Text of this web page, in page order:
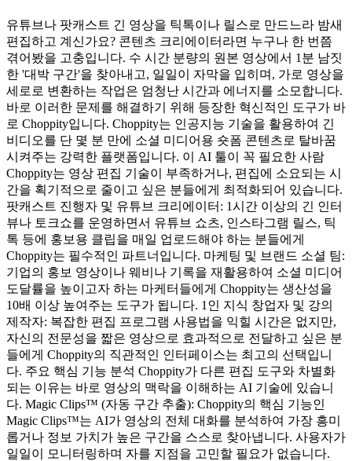
유튜브나 팟캐스트 긴 영상을 틱톡이나 릴스로 만드느라 밤새
편집하고 계신가요? 콘텐츠 크리에이터라면 누구나 한 번쯤
겪어봤을 고충입니다. 수 시간 분량의 원본 영상에서 1분 남짓
한 '대박 구간'을 찾아내고, 일일이 자막을 입히며, 가로 영상을
세로로 변환하는 작업은 엄청난 시간과 에너지를 소모합니다.
바로 이러한 문제를 해결하기 위해 등장한 혁신적인 도구가 바
로 Choppity입니다. Choppity는 인공지능 기술을 활용하여 긴
비디오를 단 몇 분 만에 소셜 미디어용 숏폼 콘텐츠로 탈바꿈
시켜주는 강력한 플랫폼입니다. 이 AI 툴이 꼭 필요한 사람
Choppity는 영상 편집 기술이 부족하거나, 편집에 소요되는 시
간을 획기적으로 줄이고 싶은 분들에게 최적화되어 있습니다.
팟캐스트 진행자 및 유튜브 크리에이터: 1시간 이상의 긴 인터
뷰나 토크쇼를 운영하면서 유튜브 쇼츠, 인스타그램 릴스, 틱
톡 등에 홍보용 클립을 매일 업로드해야 하는 분들에게
Choppity는 필수적인 파트너입니다. 마케팅 및 브랜드 소셜 팀:
기업의 홍보 영상이나 웨비나 기록을 재활용하여 소셜 미디어
도달률을 높이고자 하는 마케터들에게 Choppity는 생산성을
10배 이상 높여주는 도구가 됩니다. 1인 지식 창업자 및 강의
제작자: 복잡한 편집 프로그램 사용법을 익힐 시간은 없지만,
자신의 전문성을 짧은 영상으로 효과적으로 전달하고 싶은 분
들에게 Choppity의 직관적인 인터페이스는 최고의 선택입니
다. 주요 핵심 기능 분석 Choppity가 다른 편집 도구와 차별화
되는 이유는 바로 영상의 맥락을 이해하는 AI 기술에 있습니
다. Magic Clips™ (자동 구간 추출): Choppity의 핵심 기능인
Magic Clips™는 AI가 영상의 전체 대화를 분석하여 가장 흥미
롭거나 정보 가치가 높은 구간을 스스로 찾아냅니다. 사용자가
일일이 모니터링하며 자를 지점을 고민할 필요가 없습니다.